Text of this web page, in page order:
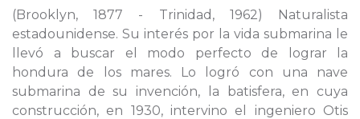
(Brooklyn, 1877 - Trinidad, 1962) Naturalista
estadounidense. Su interés por la vida submarina le
llevó a buscar el modo perfecto de lograr la
hondura de los mares. Lo logró con una nave
submarina de su invención, la batisfera, en cuya
construcción, en 1930, intervino el ingeniero Otis